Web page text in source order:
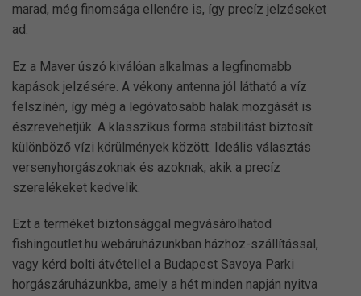
marad, még finomsága ellenére is, így precíz jelzéseket
ad.
Ez a Maver úszó kiválóan alkalmas a legfinomabb
kapások jelzésére. A vékony antenna jól látható a víz
felszínén, így még a legóvatosabb halak mozgását is
észrevehetjük. A klasszikus forma stabilitást biztosít
különböző vízi körülmények között. Ideális választás
versenyhorgászoknak és azoknak, akik a precíz
szerelékeket kedvelik.
Ezt a terméket biztonsággal megvásárolhatod
fishingoutlet.hu webáruházunkban házhoz-szállítással,
vagy kérd bolti átvétellel a Budapest Savoya Parki
horgászáruházunkba, amely a hét minden napján nyitva